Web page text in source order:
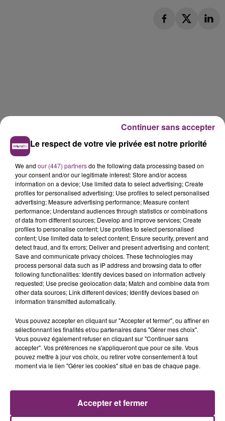
LES AUTRES JEUX >
Le respect de votre vie privée est notre priorité
We and our (447) partnersdo the following data processing based on
your consent and/or our legitimate interest: Store and/or access
information on a device; Use limited data to select advertising; Create
profiles for personalised advertising; Use profiles to select personalised
advertising; Measure advertising performance; Measure content
performance; Understand audiences through statistics or combinations
of data from different sources; Develop and improve services; Create
profiles to personalise content; Use profiles to select personalised
content; Use limited data to select content; Ensure security, prevent and
detect fraud, and fix errors; Deliver and present advertising and content;
Save and communicate privacy choices. These technologies may
process personal data such as IP address and browsing data to offer
following functionalities: Identify devices based on information actively
requested; Use precise geolocation data; Match and combine data from
other data sources; Link different devices; Identify devices based on
information transmitted automatically.
Vous pouvez accepter en cliquant sur "Accepter et fermer", ou affiner en
sélectionnant les finalités et/ou partenaires dans "Gérer mes choix".
Vous pouvez également refuser en cliquant sur "Continuer sans
accepter". Vos préférences ne s'appliqueront que pour ce site. Vous
pouvez mettre à jour vos choix, ou retirer votre consentement à tout
moment via le lien "Gérer les cookies" situé en bas de chaque page.
Accepter et fermer
Continuer sans accepter